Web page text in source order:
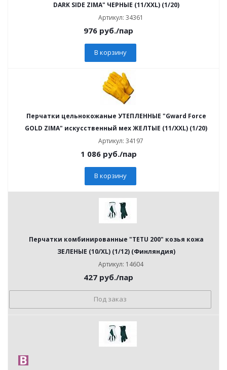
DARK SIDE ZIMA" ЧЕРНЫЕ (11/XXL) (1/20)
Артикул: 34361
976 руб./пар
В корзину
Перчатки цельнокожаные УТЕПЛЕННЫЕ "Gward Force
GOLD ZIMA" искусственный мех ЖЕЛТЫЕ (11/XXL) (1/20)
Артикул: 34197
1 086руб./пар
В корзину
Перчатки комбинированные "TETU 200" козья кожа
ЗЕЛЕНЫЕ (10/XL) (1/12) (Финляндия)
Артикул: 14604
427 руб./пар
Под заказ